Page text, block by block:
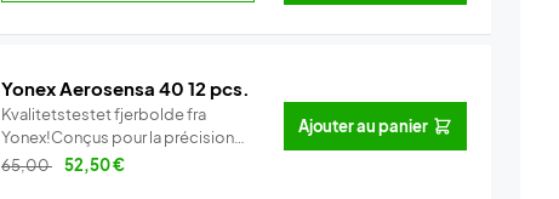
Yonex Aerosensa 40 12 pcs.
Kvalitetstestet fjerbolde fra
Yonex!Conçus pour la précision
–...
Info
65,00 52,50€
Ajouter au panier